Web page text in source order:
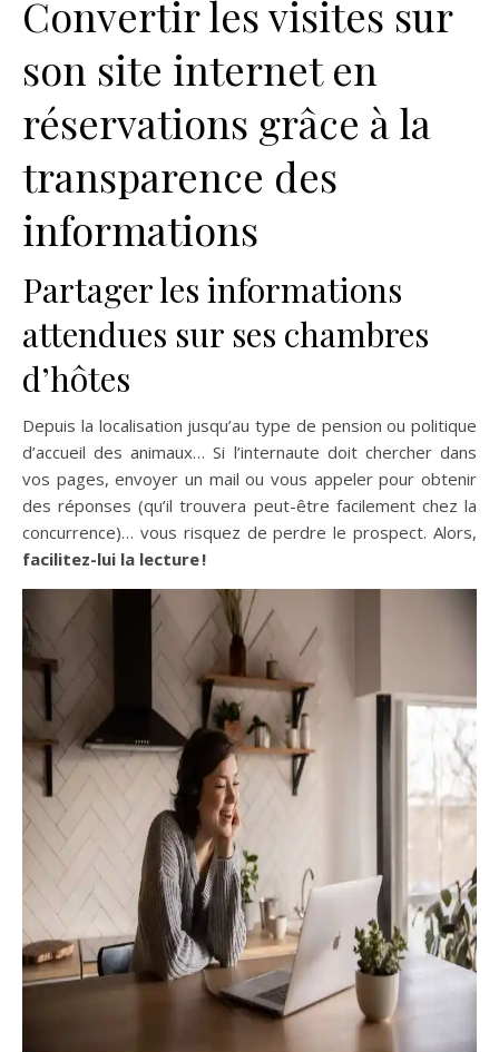
Convertir les visites sur
son site internet en
réservations grâce à la
transparence des
informations
Partager les informations
attendues sur ses chambres
d’hôtes
Depuis la localisation jusqu’au type de pension ou politique
d’accueil des animaux… Si l’internaute doit chercher dans
vos pages, envoyer un mail ou vous appeler pour obtenir
des réponses (qu’il trouvera peut-être facilement chez la
concurrence)… vous risquez de perdre le prospect. Alors,
facilitez-lui la lecture !